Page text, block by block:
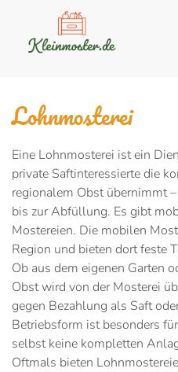
Lohnmosterei
Eine Lohnmosterei ist ein
private Saftinteressierte die
regionalem Obst übernimmt
bis zur Abfüllung. Es gibt
Mostereien. Die mobilen
Region und bieten dort feste
Ob aus dem eigenen Garten
Obst wird von der Mosterei
gegen Bezahlung als Saft
Betriebsform ist besonders
selbst keine kompletten
Oftmals bieten